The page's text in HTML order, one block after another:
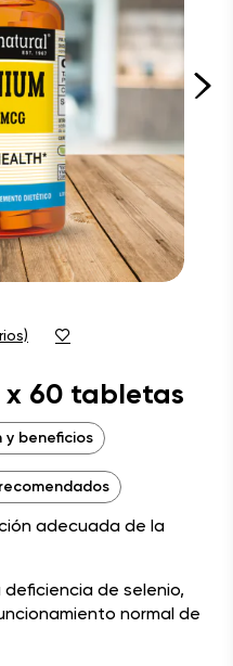
x 60 tabletas
y beneficios
adecuada de la
de selenio,
normal de